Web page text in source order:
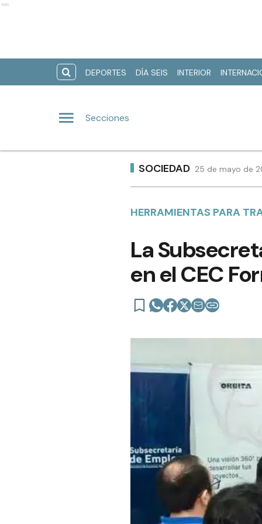
Ads
DEPORTES DÍA SEIS INTERIOR
Secciones
SOCIEDAD 25 de mayo de
HERRAMIENTAS PARA
La
en el CEC